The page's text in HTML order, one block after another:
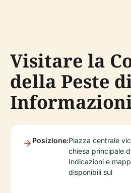
Visitare la
della Peste
Posizione:Piazza centrale
chiesa principale
Indicazioni e
disponibili sul